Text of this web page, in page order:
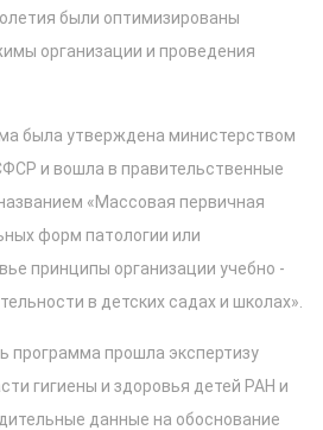
были оптимизированы
организации и проведения
была утверждена министерством
и вошла в правительственные
«Массовая первичная
форм патологии или
принципы организации учебно -
в детских садах и школах».
программа прошла экспертизу
гигиены и здоровья детей РАН и
данные на обоснование